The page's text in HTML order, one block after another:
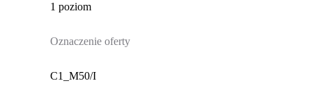
1 poziom
Oznaczenie oferty
C1_M50/I